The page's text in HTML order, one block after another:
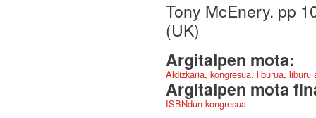
Tony McEnery. pp
(UK)
Argitalpen mota:
Aldizkaria, kongresua, liburua,
Argitalpen mota
ISBNdun kongresua